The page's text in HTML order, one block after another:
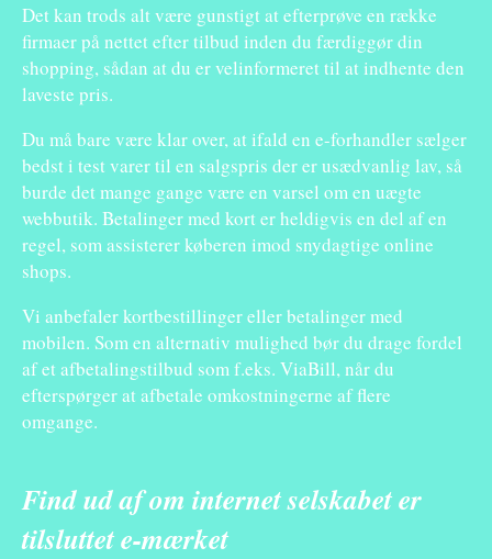
Det kan trods alt være gunstigt at efterprøve en række
firmaer på nettet efter tilbud inden du færdiggør din
shopping, sådan at du er velinformeret til at indhente den
laveste pris.
Du må bare være klar over, at ifald en e-forhandler sælger
bedst i test varer til en salgspris der er usædvanlig lav, så
burde det mange gange være en varsel om en uægte
webbutik. Betalinger med kort er heldigvis en del af en
regel, som assisterer køberen imod snydagtige online
shops.
Vi anbefaler kortbestillinger eller betalinger med
mobilen. Som en alternativ mulighed bør du drage fordel
af et afbetalingstilbud som f.eks. ViaBill, når du
efterspørger at afbetale omkostningerne af flere
omgange.
Find ud af om internet selskabet er
tilsluttet e-mærket